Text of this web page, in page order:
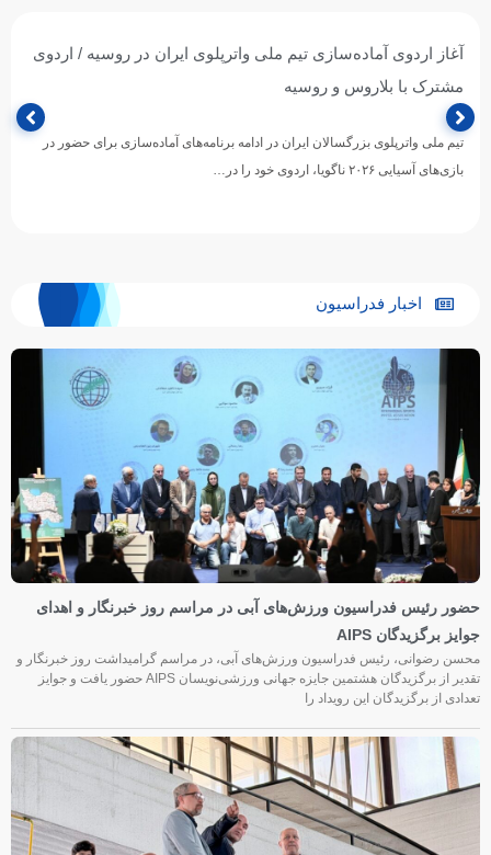
آغاز اردوی آماده‌سازی تیم ملی واترپلوی ایران در روسیه / اردوی
مشترک با بلاروس و روسیه
تیم ملی واترپلوی بزرگسالان ایران در ادامه برنامه‌های آماده‌سازی برای حضور در
بازی‌های آسیایی ۲۰۲۶ ناگویا، اردوی خود را در…
اخبار فدراسیون
حضور رئیس فدراسیون ورزش‌های آبی در مراسم روز خبرنگار و اهدای
جوایز برگزیدگان AIPS
محسن رضوانی، رئیس فدراسیون ورزش‌های آبی، در مراسم گرامیداشت روز خبرنگار و
تقدیر از برگزیدگان هشتمین جایزه جهانی ورزشی‌نویسان AIPS حضور یافت و جوایز
تعدادی از برگزیدگان این رویداد را